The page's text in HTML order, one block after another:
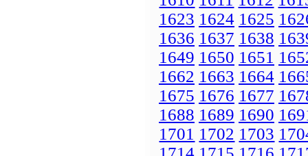
1623 1624 1625
1636 1637 1638
1649 1650 1651
1662 1663 1664
1675 1676 1677
1688 1689 1690
1701 1702 1703